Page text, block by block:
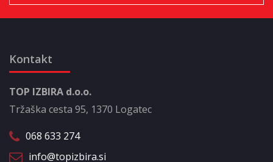
Kontakt
TOP IZBIRA d.o.o.
Tržaška cesta 95, 1370 Logatec
068 633 274
info@topizbira.si